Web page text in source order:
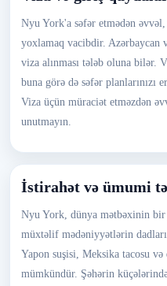
Nyu York'a səfər etmədən əvvəl,
yoxlamaq vacibdir. Azərbaycan
viza alınması tələb oluna bilər.
buna görə də səfər planlarınızı
Viza üçün müraciət etməzdən
unutmayın.
İstirahət və ümumi
Nyu York, dünya mətbəxinin bir
müxtəlif mədəniyyətlərin
Yapon suşisi, Meksika tacosu və
mümkündür. Şəhərin